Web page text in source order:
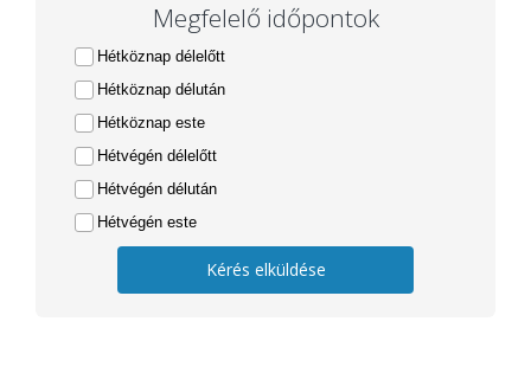
Megfelelő időpontok
Hétköznap délelőtt
Hétköznap délután
Hétköznap este
Hétvégén délelőtt
Hétvégén délután
Hétvégén este
Kérés elküldése